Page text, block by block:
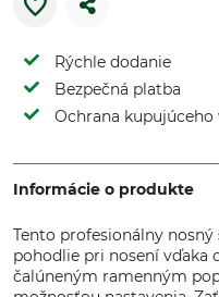
Rýchle dodanie
Bezpečná platba
Ochrana
Informácie o produkte
Tento profesionálny
pohodlie pri nosení vďaka
čalúneným ramenným